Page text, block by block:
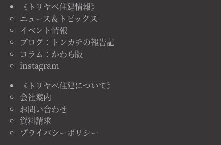
《トリヤベ住建情報》
ニュース＆トピックス
イベント情報
ブログ：トンカチの報告記
コラム：かわら版
instagram
《トリヤベ住建について》
会社案内
お問い合わせ
資料請求
プライバシーポリシー